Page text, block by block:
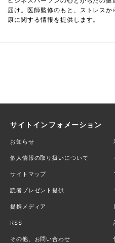
届け。医師監修のもと、ストレス
康に関する情報を提供します。
サイトインフォメーション
お知らせ
個人情報の取り扱いについて
サイトマップ
読者プレゼント提供
提携メディア
RSS
その他、お問い合わせ